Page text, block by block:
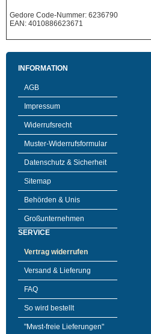
Gedore Code-Nummer: 6236790
EAN: 4010886623671
INFORMATION
AGB
Impressum
Widerrufsrecht
Muster-Widerrufsformular
Datenschutz & Sicherheit
Sitemap
Behörden & Unis
Großunternehmen
SERVICE
Vertrag widerrufen
Versand & Lieferung
FAQ
So wird bestellt
"Mwst-freie Lieferungen"